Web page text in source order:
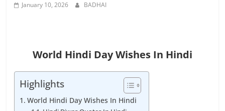
January 10, 2026 BADHAI
World Hindi Day Wishes In Hindi
Highlights
World Hindi Day Wishes In Hindi